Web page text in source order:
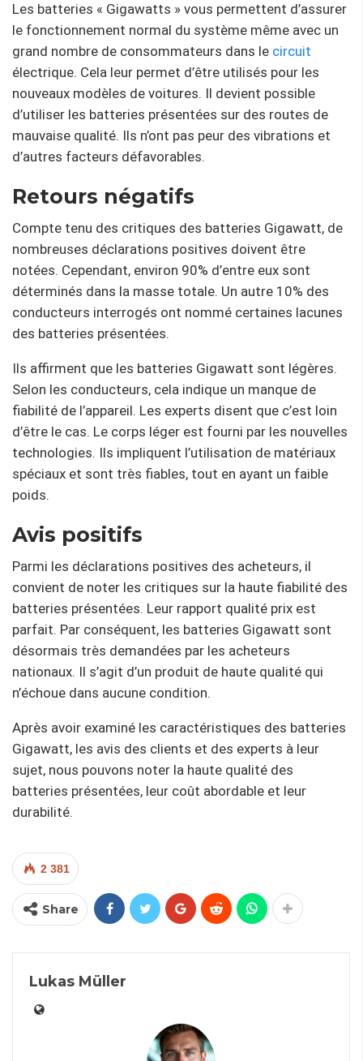
Les batteries « Gigawatts » vous permettent d’assurer
le fonctionnement normal du système même avec un
grand nombre de consommateurs dans le circuit
électrique. Cela leur permet d’être utilisés pour les
nouveaux modèles de voitures. Il devient possible
d’utiliser les batteries présentées sur des routes de
mauvaise qualité. Ils n’ont pas peur des vibrations et
d’autres facteurs défavorables.
Retours négatifs
Compte tenu des critiques des batteries Gigawatt, de
nombreuses déclarations positives doivent être
notées. Cependant, environ 90% d’entre eux sont
déterminés dans la masse totale. Un autre 10% des
conducteurs interrogés ont nommé certaines lacunes
des batteries présentées.
Ils affirment que les batteries Gigawatt sont légères.
Selon les conducteurs, cela indique un manque de
fiabilité de l’appareil. Les experts disent que c’est loin
d’être le cas. Le corps léger est fourni par les nouvelles
technologies. Ils impliquent l’utilisation de matériaux
spéciaux et sont très fiables, tout en ayant un faible
poids.
Avis positifs
Parmi les déclarations positives des acheteurs, il
convient de noter les critiques sur la haute fiabilité des
batteries présentées. Leur rapport qualité prix est
parfait. Par conséquent, les batteries Gigawatt sont
désormais très demandées par les acheteurs
nationaux. Il s’agit d’un produit de haute qualité qui
n’échoue dans aucune condition.
Après avoir examiné les caractéristiques des batteries
Gigawatt, les avis des clients et des experts à leur
sujet, nous pouvons noter la haute qualité des
batteries présentées, leur coût abordable et leur
durabilité.
2 381
Share
Lukas Müller